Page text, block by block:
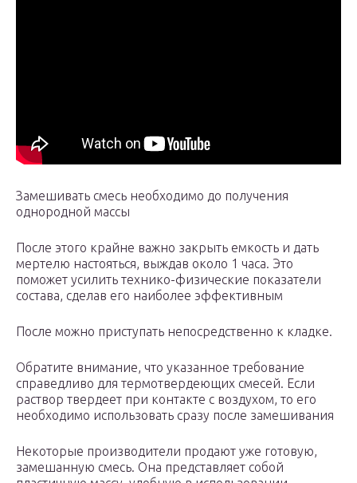
Замешивать смесь необходимо до получения
однородной массы
После этого крайне важно закрыть емкость и дать
мертелю настояться, выждав около 1 часа. Это
поможет усилить технико-физические показатели
состава, сделав его наиболее эффективным
После можно приступать непосредственно к кладке.
Обратите внимание, что указанное требование
справедливо для термотвердеющих смесей. Если
раствор твердеет при контакте с воздухом, то его
необходимо использовать сразу после замешивания
Некоторые производители продают уже готовую,
замешанную смесь. Она представляет собой